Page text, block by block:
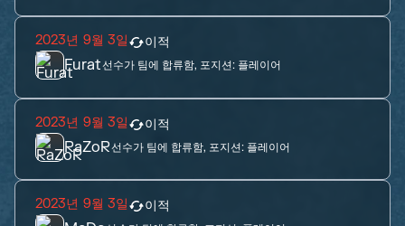
2023년 9월 3일 이적
Furat선수가 팀에 합류함, 포지션: 플레이어
2023년 9월 3일 이적
RaZoR선수가 팀에 합류함, 포지션: 플레이어
2023년 9월 3일 이적